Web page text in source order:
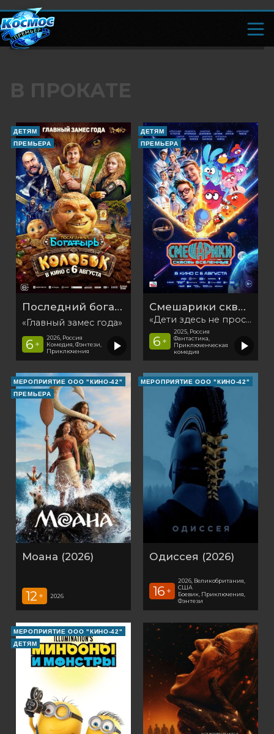
В ПРОКАТЕ
ДЕТЯМ
ПРЕМЬЕРА
Последний богатырь. Колобок
«Главный замес года»
6 +
2026, Россия
Комедия, Фэнтези,
Приключения
ДЕТЯМ
ПРЕМЬЕРА
Смешарики сквозь вселенные
«Дети здесь не просто так»
6 +
2025, Россия
Фантастика,
Приключенческая
комедия
МЕРОПРИЯТИЕ ООО "КИНО-42"
ПРЕМЬЕРА
Моана (2026)
12 + 2026
МЕРОПРИЯТИЕ ООО "КИНО-42"
Одиссея (2026)
16 +
2026, Великобритания,
США
Боевик, Приключения,
Фэнтези
МЕРОПРИЯТИЕ ООО "КИНО-42"
ДЕТЯМ